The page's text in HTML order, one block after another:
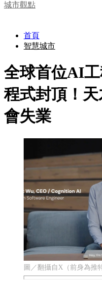
城市觀點
首頁
智慧城市
全球首位AI工
程式封頂！
會失業
圖／翻攝自X（前身為推